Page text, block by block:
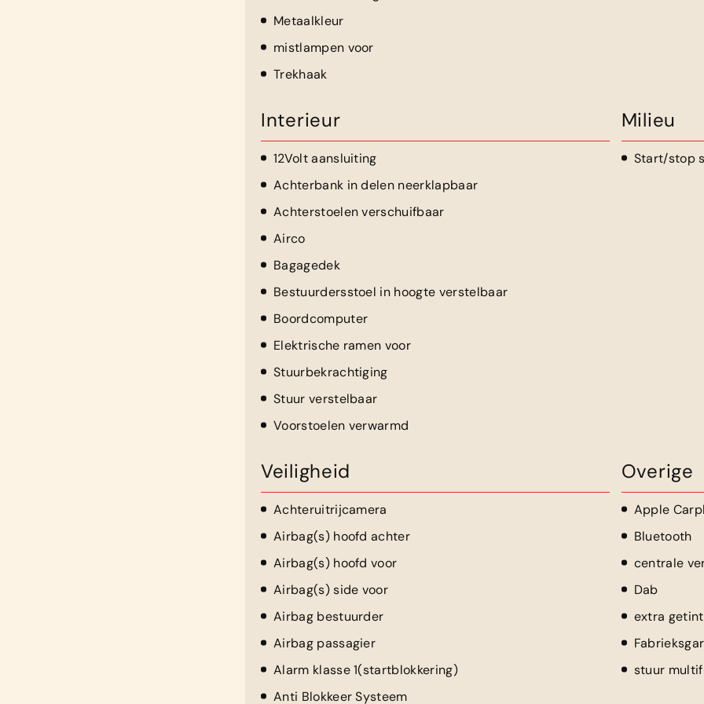
Metaalkleur
mistlampen voor
Trekhaak
Interieur
12Volt aansluiting
Achterbank in delen neerklapbaar
Achterstoelen verschuifbaar
Airco
Bagagedek
Bestuurdersstoel in hoogte verstelbaar
Boordcomputer
Elektrische ramen voor
Stuurbekrachtiging
Stuur verstelbaar
Voorstoelen verwarmd
Milieu
Start/stop
Veiligheid
Achteruitrijcamera
Airbag(s) hoofd achter
Airbag(s) hoofd voor
Airbag(s) side voor
Airbag bestuurder
Airbag passagier
Alarm klasse 1(startblokkering)
Anti Blokkeer Systeem
Overige
Apple
Bluetooth
centrale
Dab
extra
stuur